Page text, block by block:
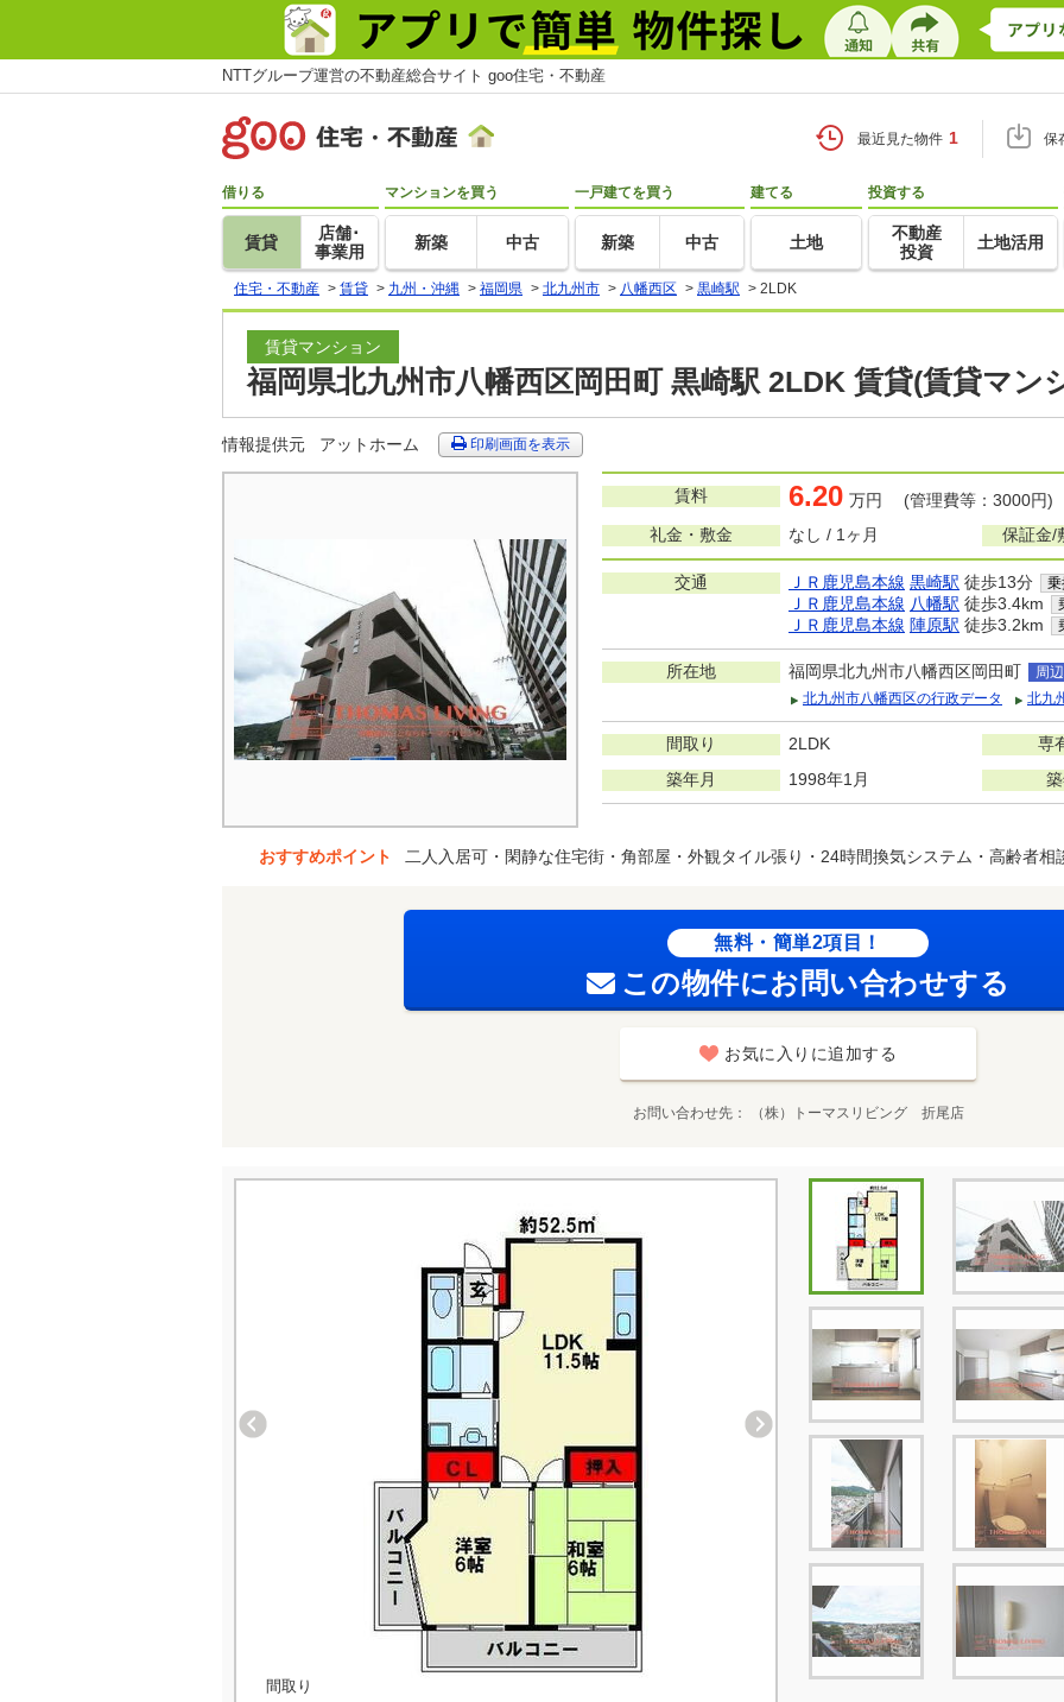
NTTグループ運営の不動産総合サイト goo住宅・不動産
最近見た物件 1 保
借りる
賃貸
店舗･
事業用
マンションを買う
新築 中古
一戸建てを買う
新築 中古
建てる
土地
投資する
不動産
投資
土地活用
住宅・不動産 > 賃貸 > 九州・沖縄 > 福岡県 > 北九州市 > 八幡西区 > 黒崎駅 > 2LDK
賃貸マンション
福岡県北九州市八幡西区岡田町 黒崎駅 2LDK 賃貸(賃貸マン
情報提供元 アットホーム 印刷画面を表示
賃料 6.20 万円 (管理費等：3000円)
礼金・敷金
なし / 1ヶ月 保証金/
交通 ＪＲ鹿児島本線 黒崎駅 徒歩13分 乗
ＪＲ鹿児島本線 八幡駅 徒歩3.4km
ＪＲ鹿児島本線 陣原駅 徒歩3.2km
所在地 福岡県北九州市八幡西区岡田町
周
北九州市八幡西区の行政データ
北九
間取り 2LDK 専
築年月 1998年1月
おすすめポイント 二人入居可・閑静な住宅街・角部屋・外観タイル張り・24時間換気システム・高齢者
無料・簡単2項目！
この物件にお問い合わせする
お気に入りに追加する
お問い合わせ先 （株）トーマスリビング 折尾店
間取り